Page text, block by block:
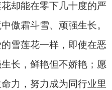
却能在零下几十度的严
傲霜斗雪、顽强生长。
雪莲花一样，即使在恶
长，鲜艳但不娇艳；愿
力，努力成为同行业里